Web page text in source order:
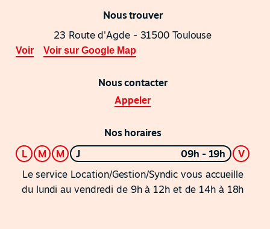
Nous trouver
23 Route d'Agde - 31500 Toulouse
Voir Voir sur Google Map
Nous contacter
Appeler
Nos horaires
L
M M J 09h - 19h
V
Le service Location/Gestion/Syndic vous accueille
du lundi au vendredi de 9h à 12h et de 14h à 18h